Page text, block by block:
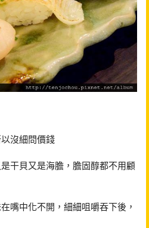
沒細問價錢
干貝又是海膽，膽固醇都不用顧
嘴中化不開，細細咀嚼吞下後，